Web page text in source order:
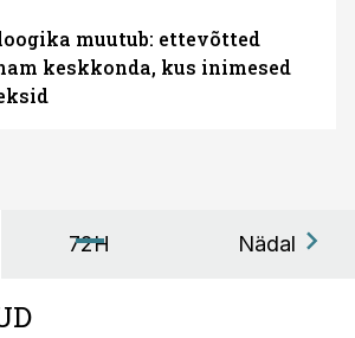
muutub: ettevõtted
keskkonda, kus inimesed
72H Nädal